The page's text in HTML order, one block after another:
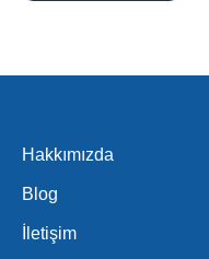
Hakkımızda
Blog
İletişim